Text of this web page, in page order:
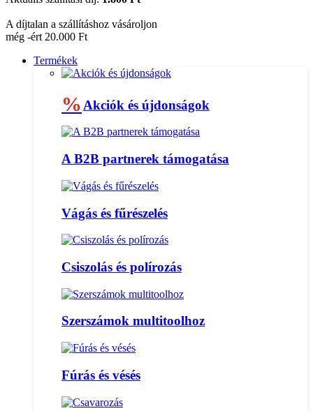
A díjtalan a szállításhoz vásároljon
még -ért 20.000 Ft
Termékek
% Akciók és újdonságok
A B2B partnerek támogatása
Vágás és fűrészelés
Csiszolás és polírozás
Szerszámok multitoolhoz
Fúrás és vésés